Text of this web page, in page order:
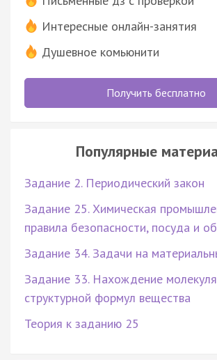
Интересные онлайн-занятия
Душевное комьюнити
Получить бесплатно
Популярные
Задание 2. Периодический закон
Задание 25. Химическая
правила безопасности, посуда и
Задание 34. Задачи на
Задание 33. Нахождение
структурной формул вещества
Теория к заданию 25